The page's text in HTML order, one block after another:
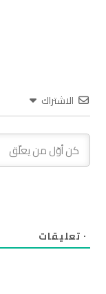
الاشتراك
٠ تعليقات